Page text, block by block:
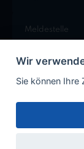
Meldestelle
Cookie
Wir
Sie können Ihre